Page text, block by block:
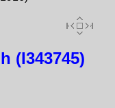
(I343745)